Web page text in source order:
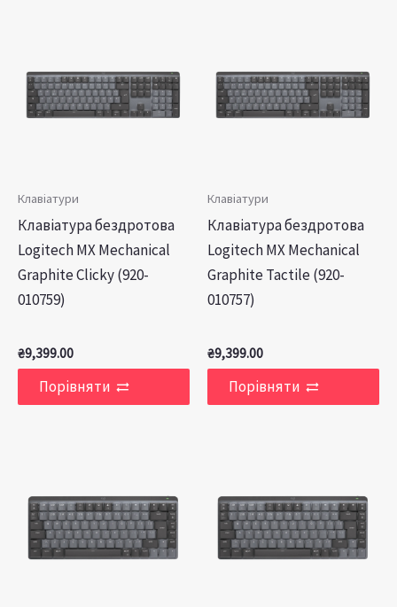
Клавіатури
Клавіатура бездротова
Logitech MX Mechanical
Graphite Clicky (920-
010759)
₴9,399.00
Порівняти
Клавіатури
Клавіатура бездротова
Logitech MX Mechanical
Graphite Tactile (920-
010757)
₴9,399.00
Порівняти